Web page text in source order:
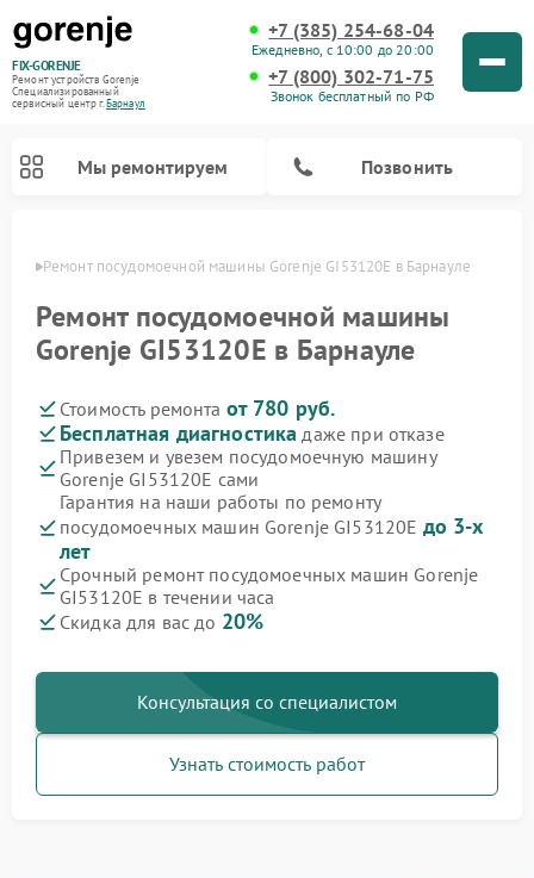
FIX-GORENJE
Ремонт устройств Gorenje
Специализированный
cервисный центр г.Барнаул
+7 (385) 254-68-04
Ежедневно, с 10:00 до 20:00
+7 (800) 302-71-75
Звонок бесплатный по РФ
Мы ремонтируем Позвонить
Ремонт посудомоечной машины Gorenje GI53120E в Барнауле
Ремонт посудомоечной машины
Gorenje GI53120E в Барнауле
Стоимость ремонта от 780 руб.
Бесплатная диагностика даже при отказе
Привезем и увезем посудомоечную машину
Gorenje GI53120E сами
Гарантия на наши работы по ремонту
посудомоечных машин Gorenje GI53120E до 3-х
лет
Срочный ремонт посудомоечных машин Gorenje
GI53120E в течении часа
Скидка для вас до 20%
Консультация со специалистом
Узнать стоимость работ